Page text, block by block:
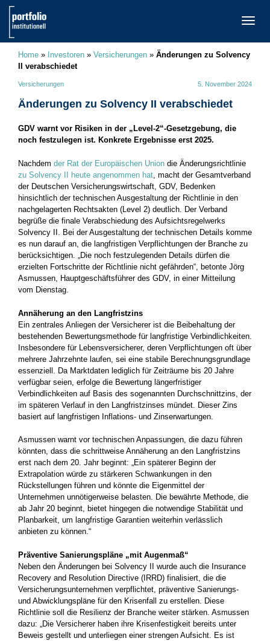
Home » Investoren » Versicherungen » Änderungen zu Solvency
II verabschiedet
Versicherungen 5. November 2024
Änderungen zu Solvency II verabschiedet
GDV warnt vor Risiken in der „Level-2“-Gesetzgebung, die
noch festzulegen ist. Konkrete Ergebnisse erst 2025.
Nachdem der Rat der Europäischen Union die Änderungsrichtlinie
zu Solvency II heute angenommen hat , macht der Gesamtverband
der Deutschen Versicherungswirtschaft, GDV, Bedenken
hinsichtlich der technischen Ausgestaltung der Richtlinie in den
nachgelagerten Rechtsakten (Level 2) deutlich. Der Verband
begrüße die finale Verabschiedung des Aufsichtsregelwerks
Solvency II. Bei der Ausgestaltung der technischen Details komme
es nun darauf an, die langfristigen Verpflichtungen der Branche zu
berücksichtigen. „Die noch festzulegenden Details dürfen die
erzielten Fortschritte der Richtlinie nicht gefährden“, betonte Jörg
Asmussen, Hauptgeschäftsführer des GDV, in einer Mitteilung
vom Dienstag.
Annäherung an den Langfristzins
Ein zentrales Anliegen der Versicherer ist die Beibehaltung der
bestehenden Bewertungsmethode für langfristige Verbindlichkeiten.
Insbesondere für Lebensversicherer, deren Verpflichtungen oft über
mehrere Jahrzehnte laufen, sei eine stabile Berechnungsgrundlage
essenziell. Da Marktdaten lediglich für Zeiträume bis 20 Jahre
verfügbar seien, erfolge die Bewertung längerfristiger
Verbindlichkeiten auf Basis des sogenannten Durchschnittzins, der
im späteren Verlauf in den Langfristzinses mündet. Dieser Zins
basiert auf langfristigen Inflations- und Zinserwartungen.
Asmussen warnt vor technischen Anpassungen, die dazu führen
könnten, dass die schrittweise Annäherung an den Langfristzins
erst nach dem 20. Jahr beginnt: „Ein späterer Beginn der
Extrapolation würde zu stärkeren Schwankungen in den
Rückstellungen führen und könnte die Eigenmittel der
Unternehmen unnötigerweise belasten. Die bewährte Methode, die
ab Jahr 20 beginnt, bietet hingegen die notwendige Stabilität und
Planbarkeit, um langfristige Garantien weiterhin verlässlich
anbieten zu können.“
Präventive Sanierungspläne „mit Augenmaß“
Neben den Änderungen bei Solvency II wurde auch die Insurance
Recovery and Resolution Directive (IRRD) finalisiert, die die
Versicherungsunternehmen verpflichtet, präventive Sanierungs-
und Abwicklungspläne für den Krisenfall zu erstellen. Diese
Richtlinie soll die Resilienz der Branche weiter stärken. Asmussen
dazu: „Die Versicherer haben ihre Krisenfestigkeit bereits unter
Beweis gestellt und unterliegen einer strengen Aufsicht. Es ist